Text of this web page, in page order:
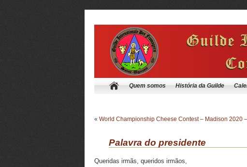
Quem somos História da Guilde
« World Championship Cheese Contest – Madison 2020
Palavra do presidente
Queridas irmãs, queridos irmãos,